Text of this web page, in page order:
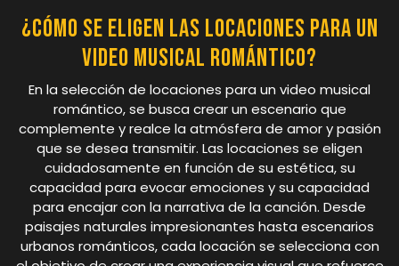
¿Cómo se eligen las locaciones para un
video musical romántico?
En la selección de locaciones para un video musical
romántico, se busca crear un escenario que
complemente y realce la atmósfera de amor y pasión
que se desea transmitir. Las locaciones se eligen
cuidadosamente en función de su estética, su
capacidad para evocar emociones y su capacidad
para encajar con la narrativa de la canción. Desde
paisajes naturales impresionantes hasta escenarios
urbanos románticos, cada locación se selecciona con